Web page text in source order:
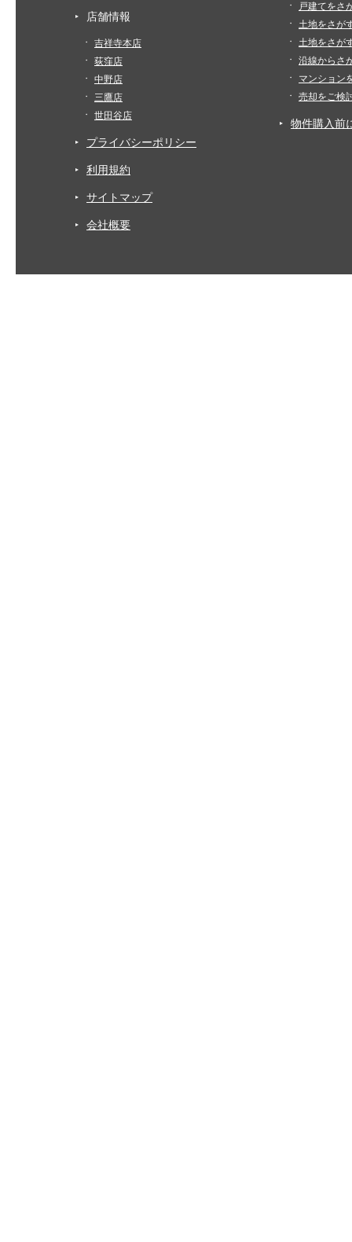
店舗情報
吉祥寺本店
荻窪店
中野店
三鷹店
世田谷店
プライバシーポリシー
利用規約
サイトマップ
会社概要
戸建てをさ
土地をさが
土地をさが
沿線からさ
マンション
売却をご検
物件購入前